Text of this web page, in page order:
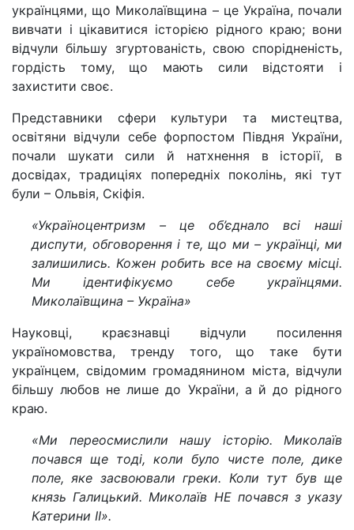
українцями, що Миколаївщина – це Україна, почали
вивчати і цікавитися історією рідного краю; вони
відчули більшу згуртованість, свою спорідненість,
гордість тому, що мають сили відстояти і
захистити своє.
Представники сфери культури та мистецтва,
освітяни відчули себе форпостом Півдня України,
почали шукати сили й натхнення в історії, в
досвідах, традиціях попередніх поколінь, які тут
були – Ольвія, Скіфія.
«Україноцентризм – це об’єднало всі наші
диспути, обговорення і те, що ми – українці, ми
залишились. Кожен робить все на своєму місці.
Ми ідентифікуємо себе українцями.
Миколаївщина – Україна»
Науковці, краєзнавці відчули посилення
україномовства, тренду того, що таке бути
українцем, свідомим громадянином міста, відчули
більшу любов не лише до України, а й до рідного
краю.
«Ми переосмислили нашу історію. Миколаїв
почався ще тоді, коли було чисте поле, дике
поле, яке засвоювали греки. Коли тут був ще
князь Галицький. Миколаїв НЕ почався з указу
Катерини ІІ».